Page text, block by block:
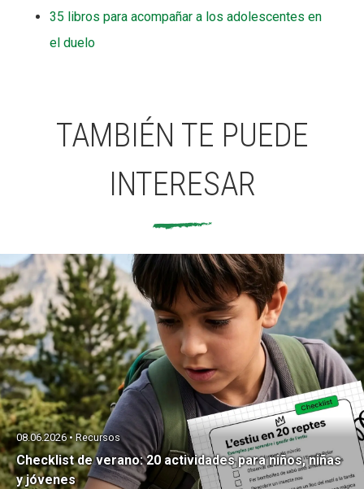
35 libros para acompañar a los adolescentes en
el duelo
TAMBIÉN TE PUEDE
INTERESAR
Checklist de verano: 20 actividades para niños, niñas
y jóvenes
08.06.2026 • Recursos